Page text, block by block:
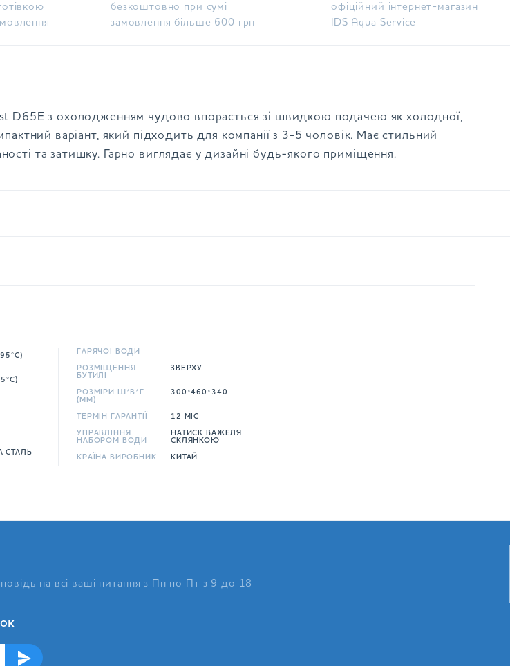
безкоштовно при сумі
замовлення більше 600 грн
офіційний інтернет-магазин
IDS Aqua Service
D65E з охолодженням чудово впорається зі швидкою подачею як холодної,
варіант, який підходить для компанії з 3-5 чоловік. Має стильний
та затишку. Гарно виглядає у дизайні будь-якого приміщення.
ГАРЯЧОЇ ВОДИ
СТАЛЬ
РОЗМІЩЕННЯ
БУТИЛІ
ЗВЕРХУ
РОЗМІРИ Ш*В*Г
(ММ)
300*460*340
ТЕРМІН ГАРАНТІЇ 12 МІС
УПРАВЛІННЯ
НАБОРОМ ВОДИ
НАТИСК ВАЖЕЛЯ
СКЛЯНКОЮ
КРАЇНА ВИРОБНИК КИТАЙ
на всі ваші питання з Пн по Пт з 9 до 18